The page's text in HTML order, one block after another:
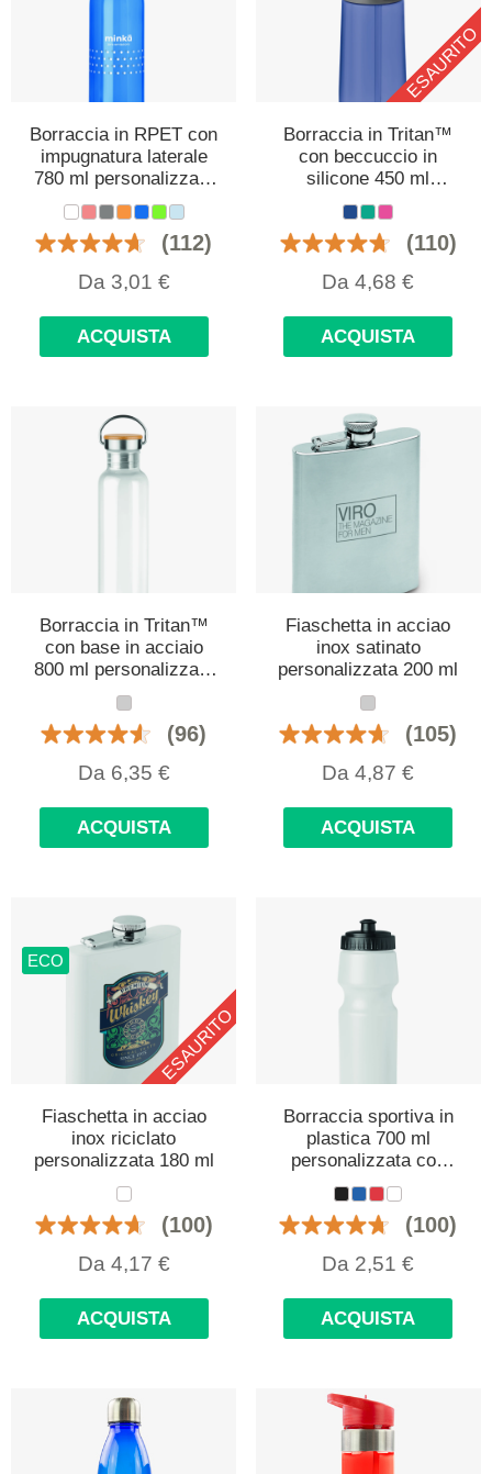
Borraccia in RPET con
impugnatura laterale
780 ml personalizzata
con logo
(112)
Da 3,01 €
ACQUISTA
ESAURITO
Borraccia in Tritan™
con beccuccio in
silicone 450 ml
personalizzata con
logo
(110)
Da4,68 €
ACQUISTA
Borraccia in Tritan™
con base in acciaio
800 ml personalizzata
con logo
(96)
Da 6,35 €
ACQUISTA
Fiaschetta in acciao
inox satinato
personalizzata 200 ml
(105)
Da4,87 €
ACQUISTA
ECO
ESAURITO
Fiaschetta in acciao
inox riciclato
personalizzata 180 ml
(100)
Da 4,17 €
ACQUISTA
Borraccia sportiva in
plastica 700 ml
personalizzata con
logo
(100)
Da 2,51 €
ACQUISTA